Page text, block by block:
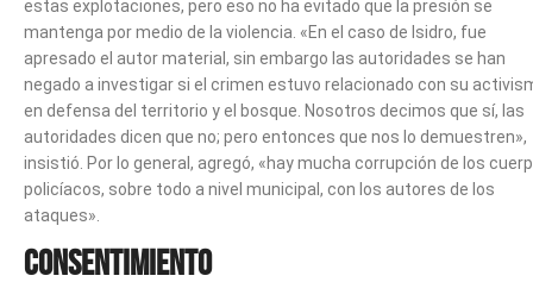
estas explotaciones, pero eso no ha evitado que la presión se
mantenga por medio de la violencia. «En el caso de Isidro, fue
apresado el autor material, sin embargo las autoridades se han
negado a investigar si el crimen estuvo relacionado con su
en defensa del territorio y el bosque. Nosotros decimos que sí, las
autoridades dicen que no; pero entonces que nos lo demuestren»,
insistió. Por lo general, agregó, «hay mucha corrupción de los
policíacos, sobre todo a nivel municipal, con los autores de los
ataques».
Consentimiento